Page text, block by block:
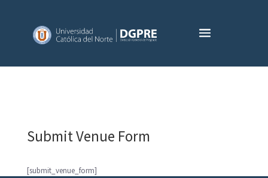
Submit Venue Form
[submit_venue_form]